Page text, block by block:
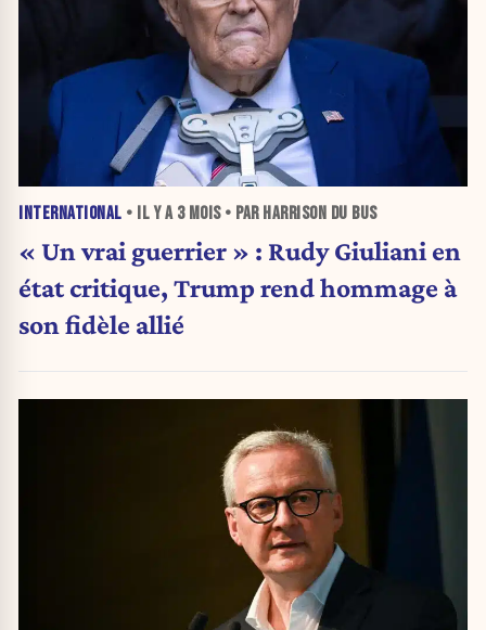
INTERNATIONAL • IL Y A 3 MOIS• PAR HARRISON DU BUS
« Un vrai guerrier » : Rudy Giuliani en
état critique, Trump rend hommage à
son fidèle allié